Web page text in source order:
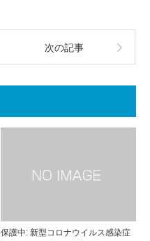
次の記事
保護中: 新型コロナウイルス感染症